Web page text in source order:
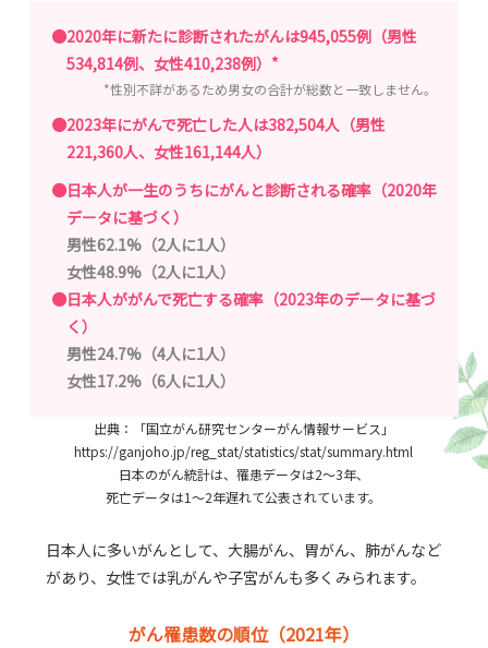
●2020年に新たに診断されたがんは945,055例（男性
534,814例、女性410,238例） *
*性別不詳があるため男女の合計が総数と一致しません。
●2023年にがんで死亡した人は382,504人（男性
221,360人、女性161,144人）
●日本人が一生のうちにがんと診断される確率（2020年
データに基づく）
男性62.1%（2人に1人）
女性48.9%（2人に1人）
●日本人ががんで死亡する確率（2023年のデータに基づ
く）
男性24.7%（4人に1人）
女性17.2%（6人に1人）
出典：「国立がん研究センターがん情報サービス」
https://ganjoho.jp/reg_stat/statistics/stat/summary.html
日本のがん統計は、罹患データは2～3年、
死亡データは1～2年遅れて公表されています。
日本人に多いがんとして、大腸がん、胃がん、肺がんなど
があり、女性では乳がんや子宮がんも多くみられます。
がん罹患数の順位（2021年）